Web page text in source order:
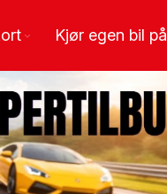
Kjør egen bil